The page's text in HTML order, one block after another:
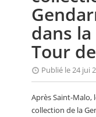
PETITES
dans
Tour
Publié le 24 jui
Après Saint-Malo,
collection de la